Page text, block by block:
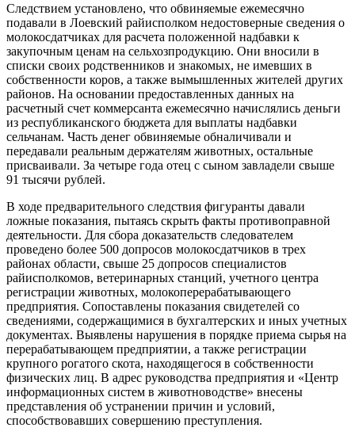
Следствием установлено, что обвиняемые ежемесячно
подавали в Лоевский райисполком недостоверные сведения о
молокосдатчиках для расчета положенной надбавки к
закупочным ценам на сельхозпродукцию. Они вносили в
списки своих родственников и знакомых, не имевших в
собственности коров, а также вымышленных жителей других
районов. На основании предоставленных данных на
расчетный счет коммерсанта ежемесячно начислялись деньги
из республиканского бюджета для выплаты надбавки
сельчанам. Часть денег обвиняемые обналичивали и
передавали реальным держателям животных, остальные
присваивали. За четыре года отец с сыном завладели свыше
91 тысячи рублей.
В ходе предварительного следствия фигуранты давали
ложные показания, пытаясь скрыть факты противоправной
деятельности. Для сбора доказательств следователем
проведено более 500 допросов молокосдатчиков в трех
районах области, свыше 25 допросов специалистов
райисполкомов, ветеринарных станций, учетного центра
регистрации животных, молокоперерабатывающего
предприятия. Сопоставлены показания свидетелей со
сведениями, содержащимися в бухгалтерских и иных учетных
документах. Выявлены нарушения в порядке приема сырья на
перерабатывающем предприятии, а также регистрации
крупного рогатого скота, находящегося в собственности
физических лиц. В адрес руководства предприятия и «Центр
информационных систем в животноводстве» внесены
представления об устранении причин и условий,
способствовавших совершению преступления.